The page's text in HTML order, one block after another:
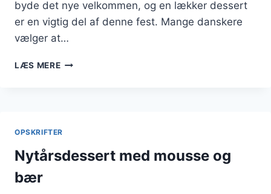
byde det nye velkommen, og en lækker dessert
er en vigtig del af denne fest. Mange danskere
vælger at…
LÆS MERENYTÅRSDESSERT
OPSKRIFTER
Nytårsdessert med mousse og
bær